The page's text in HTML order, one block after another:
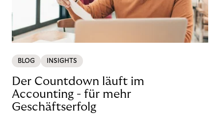
BLOG INSIGHTS
Der Countdown läuft im
Accounting - für mehr
Geschäftserfolg